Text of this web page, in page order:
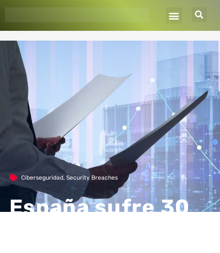
Ciberseguridad, Security Breaches
España sufre 30